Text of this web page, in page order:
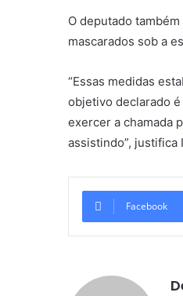
O deputado
mascarados sob a
“Essas medidas
objetivo declarado
exercer a chamada
assistindo”, justifica
Facebook